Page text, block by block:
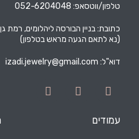
טלפון/ווטסאפ: 052-6204048
כתובת: בניין הבורסה ליהלומים, רמת גן
(נא לתאם הגעה מראש בטלפון)
דוא"ל: izadi.jewelry@gmail.com
עמודים